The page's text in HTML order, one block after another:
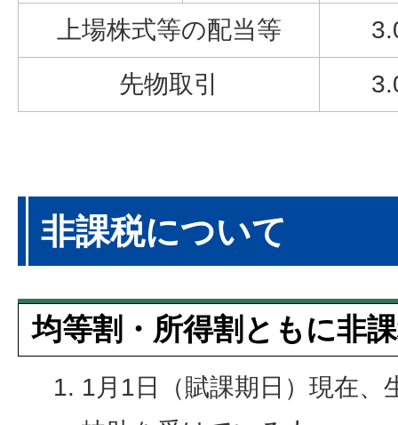
上場株式等の配当等
先物取引
非課税について
均等割・所得割ともに非
1月1日（賦課期日）現在、